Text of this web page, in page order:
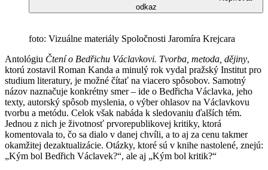
odkaz
foto: Vizuálne materiály Spoločnosti Jaromíra Krejcara
Antológiu Čtení o Bedřichu Václavkovi. Tvorba, metoda, dějiny,
ktorú zostavil Roman Kanda a minulý rok vydal pražský Institut pro
studium literatury, je možné čítať na viacero spôsobov. Samotný
názov naznačuje konkrétny smer – ide o Bedřicha Václavka, jeho
texty, autorský spôsob myslenia, o výber ohlasov na Václavkovu
tvorbu a metódu. Celok však nabáda k sledovaniu ďalších tém.
Jednou z nich je životnosť prvorepublikovej kritiky, ktorá
komentovala to, čo sa dialo v danej chvíli, a to aj za cenu takmer
okamžitej dezaktualizácie. Otázky, ktoré sú v knihe nastolené, znejú:
„Kým bol Bedřich Václavek?“, ale aj „Kým bol kritik?“